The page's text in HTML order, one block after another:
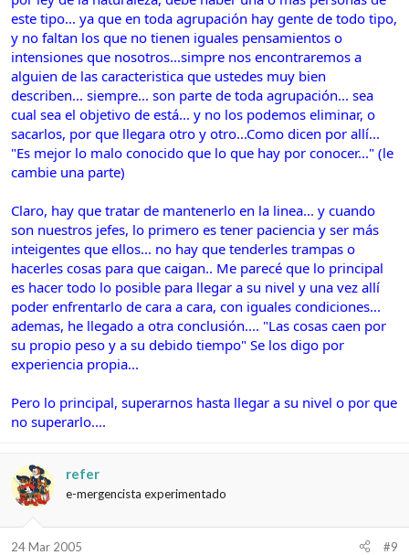
este tipo... ya que en toda agrupación hay gente de todo tipo,
y no faltan los que no tienen iguales pensamientos o
intensiones que nosotros...simpre nos encontraremos a
alguien de las caracteristica que ustedes muy bien
describen... siempre... son parte de toda agrupación... sea
cual sea el objetivo de está... y no los podemos eliminar, o
sacarlos, por que llegara otro y otro...Como dicen por allí...
"Es mejor lo malo conocido que lo que hay por conocer..." (le
cambie una parte)
Claro, hay que tratar de mantenerlo en la linea... y cuando
son nuestros jefes, lo primero es tener paciencia y ser más
inteigentes que ellos... no hay que tenderles trampas o
hacerles cosas para que caigan.. Me parecé que lo principal
es hacer todo lo posible para llegar a su nivel y una vez allí
poder enfrentarlo de cara a cara, con iguales condiciones...
ademas, he llegado a otra conclusión.... "Las cosas caen por
su propio peso y a su debido tiempo" Se los digo por
experiencia propia...
Pero lo principal, superarnos hasta llegar a su nivel o por que
no superarlo....
refer
e-mergencista experimentado
24 Mar 2005 #9